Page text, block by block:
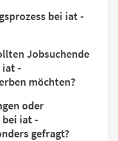
bei iat -
Jobsuchende
iat -
möchten?
oder
bei iat -
gefragt?